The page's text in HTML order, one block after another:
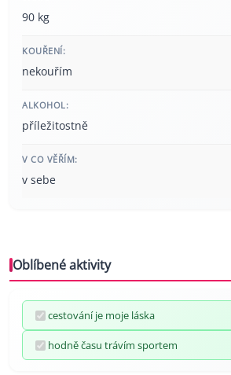
90 kg
KOUŘENÍ:
nekouřím
ALKOHOL:
příležitostně
V CO VĚŘÍM:
v sebe
Oblíbené aktivity
cestování je moje láska
hodně času trávím sportem